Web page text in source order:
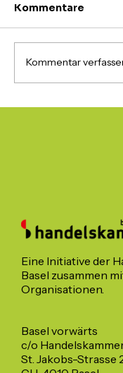
Kommentare
Kommentar
Eine Initiative der
Basel zusammen
Organisationen.
Basel vorwärts
c/o
St. Jakobs-Strasse